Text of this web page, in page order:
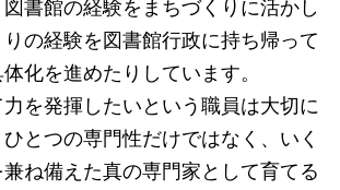
書館の経験をまちづくりに活かし
の経験を図書館行政に持ち帰って
化を進めたりしています。
を発揮したいという職員は大切に
とつの専門性だけではなく、いく
ね備えた真の専門家として育てる